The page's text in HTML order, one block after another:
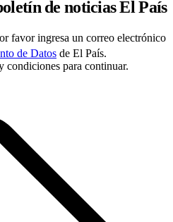
de noticias El País
favor ingresa un correo electrónico
de Datos de El País.
condiciones para continuar.